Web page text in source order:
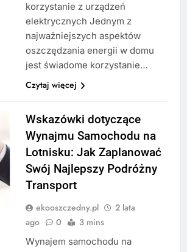
korzystanie z urządzeń
elektrycznych Jednym z
najważniejszych aspektów
oszczędzania energii w domu
jest świadome korzystanie…
Czytaj więcej
Wskazówki dotyczące
Wynajmu Samochodu na
Lotnisku: Jak Zaplanować
Swój Najlepszy Podróżny
Transport
ekooszczedny.pl
2 lata
ago
0 3 mins
Wynajem samochodu na